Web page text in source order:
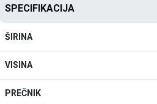
SPECIFIKACIJA
ŠIRINA
VISINA
PREČNIK